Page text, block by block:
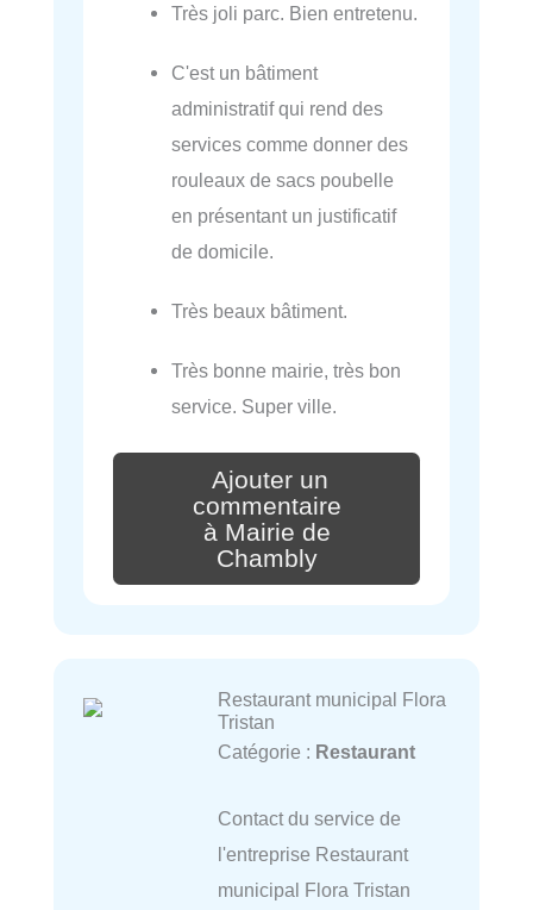
Très joli parc. Bien entretenu.
C'est un bâtiment
administratif qui rend des
services comme donner des
rouleaux de sacs poubelle
en présentant un justificatif
de domicile.
Très beaux bâtiment.
Très bonne mairie, très bon
service. Super ville.
Ajouter un
commentaire
à Mairie de
Chambly
Restaurant municipal Flora
Tristan
Catégorie : Restaurant
Contact du service de
l'entreprise Restaurant
municipal Flora Tristan